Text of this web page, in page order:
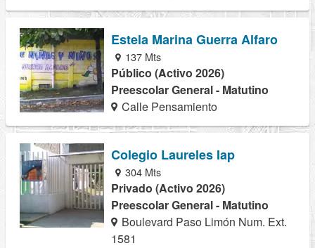
Estela Marina Guerra Alfaro
137 Mts
Público (Activo 2026)
Preescolar General - Matutino
Calle Pensamiento
Colegio Laureles Iap
304 Mts
Privado (Activo 2026)
Preescolar General - Matutino
Boulevard Paso Limón Num. Ext.
1581